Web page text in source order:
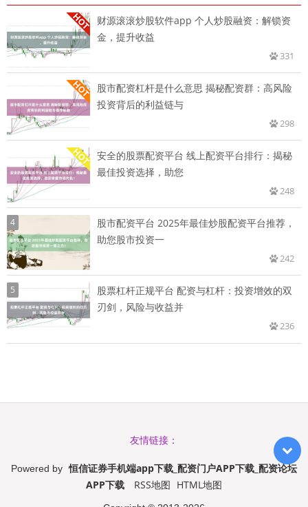
财源滚滚炒股软件app 个人炒股融资：解锁资
金，提升收益
331
股市配资杠杆是什么意思 揭秘配资群：高风险
投资背后的利益链与
298
安全的股票配资平台 线上配资平台排行：揭秘
最佳投资选择，助您
248
4
股市配资平台 2025年最佳炒股配资平台推荐，
助您股市投资一
242
5
股票杠杆正规平台 配资与杠杆：投资增效的双
刃剑，风险与收益并
236
友情链接：
Powered by 恒信证券手机端app下载_配资门户APP下载_配资论坛
APP下载
RSS地图 HTML地图